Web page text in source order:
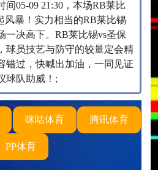
05-09 21:30，本场RB莱比
风暴！实力相当的RB莱比锡
一决高下。RB莱比锡vs圣保
球员技艺与防守的较量定会精
错过，快喊出加油，一同见证
球队助威！;
咪咕体育 腾讯体育
PP体育